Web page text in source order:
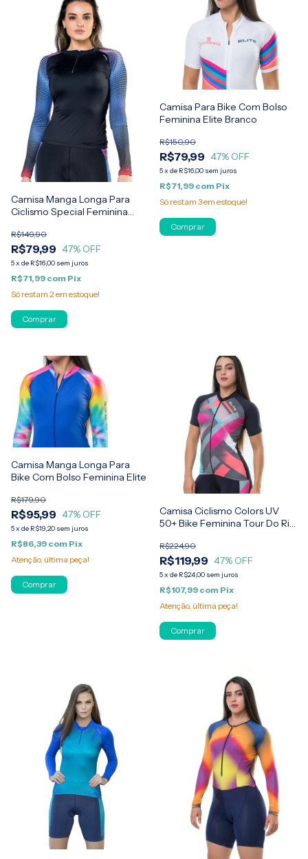
Camisa Manga Longa Para
Ciclismo Special Feminina
R$79,99
R$149,90
47% OFF
5x de R$16,00 sem juros
R$71,99 com Pix
Só restam 2 em estoque!
Comprar
Camisa Para Bike Com Bolso
Feminina Elite Branco
R$79,99
R$150,90
47% OFF
5x de R$16,00 sem juros
R$71,99 com Pix
Só restam 3em estoque!
Comprar
Camisa Manga Longa Para
Bike Com Bolso Feminina Elite
R$95,99
R$179,90
47% OFF
5x de R$19,20 sem juros
R$86,39 com Pix
Atenção, última peça!
Comprar
Camisa Ciclismo Colors UV
50+ Bike Feminina Tour Do Rio
R$119,99
R$224,90
47% OFF
5x de R$24,00 sem juros
R$107,99 com Pix
Atenção, última peça!
Comprar